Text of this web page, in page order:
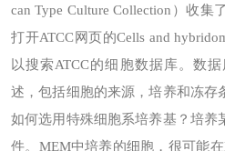
can Type Culture Collection）收集
打开ATCC网页的Cells and
以搜索ATCC的细胞数据库。数
述，包括细胞的来源，培养和冻存
如何选用特殊细胞系培养基？ 培养
件。MEM中培养的细胞，很可能